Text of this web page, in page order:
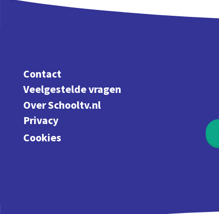
Contact
Veelgestelde vragen
Over Schooltv.nl
Privacy
Cookies